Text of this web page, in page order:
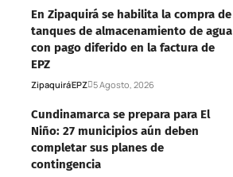
En Zipaquirá se habilita la compra de
tanques de almacenamiento de agua
con pago diferido en la factura de
EPZ
ZipaquiráEPZ 5 Agosto, 2026
Cundinamarca se prepara para El
Niño: 27 municipios aún deben
completar sus planes de
contingencia